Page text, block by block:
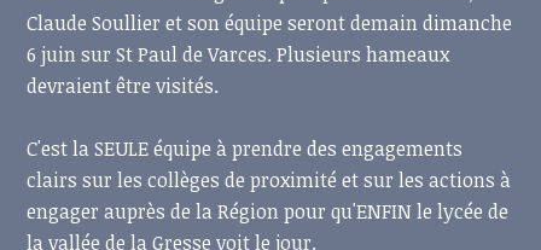
Claude Soullier et son équipe seront demain dimanche
6 juin sur St Paul de Varces. Plusieurs hameaux
devraient être visités.
C'est la SEULE équipe à prendre des engagements
clairs sur les collèges de proximité et sur les actions à
engager auprès de la Région pour qu'ENFIN le lycée de
la vallée de la Gresse voit le jour.